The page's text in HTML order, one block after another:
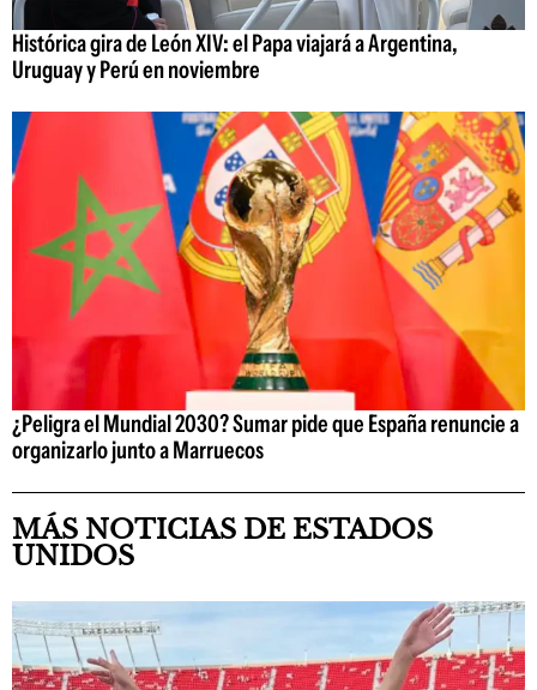
Histórica gira de León XIV: el Papa viajará a Argentina,
Uruguay y Perú en noviembre
¿Peligra el Mundial 2030? Sumar pide que España renuncie a
organizarlo junto a Marruecos
MÁS NOTICIAS DE ESTADOS
UNIDOS